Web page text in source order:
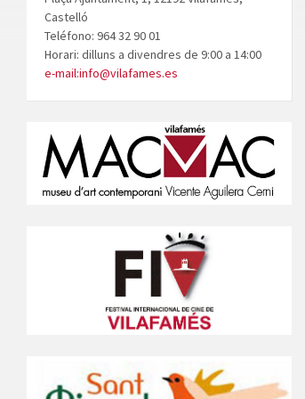
Castelló
Teléfono: 964 32 90 01
Horari: dilluns a divendres de 9:00 a 14:00
e-mail:info@vilafames.es